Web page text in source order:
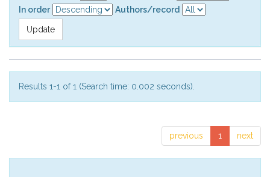
In order
Authors/record
Results 1-1 of 1 (Search time: 0.002 seconds).
previous 1 next